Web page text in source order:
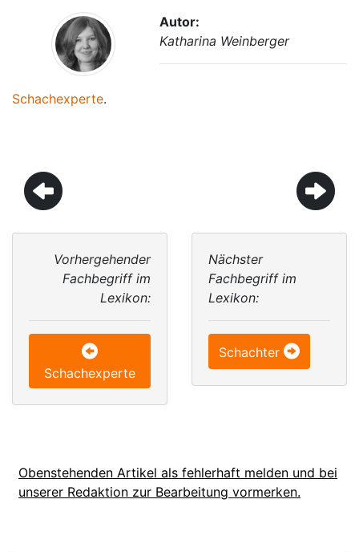
Autor:
Katharina Weinberger
Schachexperte.
Vorhergehender
Fachbegriff im
Lexikon:
Schachexperte
Nächster
Fachbegriff im
Lexikon:
Schachter
Obenstehenden Artikel als fehlerhaft melden und bei
unserer Redaktion zur Bearbeitung vormerken.